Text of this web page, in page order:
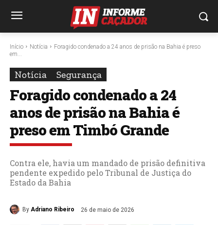
Início Notícia
Foragido condenado a 24 anos de prisão na Bahia é preso
em...
Notícia Segurança
Foragido condenado a 24
anos de prisão na Bahia é
preso em Timbó Grande
Contra ele, havia um mandado de prisão definitiva
pendente expedido pelo Tribunal de Justiça do
Estado da Bahia
By Adriano Ribeiro 26 de maio de 2026